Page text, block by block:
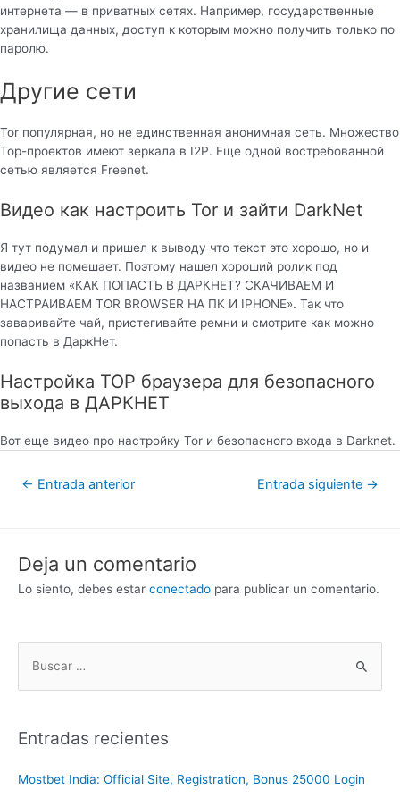
интернета — в приватных сетях. Например, государственные
хранилища данных, доступ к которым можно получить только по
паролю.
Другие сети
Tor популярная, но не единственная анонимная сеть. Множество
Тор-проектов имеют зеркала в I2P. Еще одной востребованной
сетью является Freenet.
Видео как настроить Tor и зайти DarkNet
Я тут подумал и пришел к выводу что текст это хорошо, но и
видео не помешает. Поэтому нашел хороший ролик под
названием «КАК ПОПАСТЬ В ДАРКНЕТ? СКАЧИВАЕМ И
НАСТРАИВАЕМ TOR BROWSER НА ПК И IPHONE». Так что
заваривайте чай, пристегивайте ремни и смотрите как можно
попасть в ДаркНет.
Настройка ТОР браузера для безопасного
выхода в ДАРКНЕТ
Вот еще видео про настройку Tor и безопасного входа в Darknet.
← Entrada anterior Entrada siguiente →
Deja un comentario
Lo siento, debes estar conectado para publicar un comentario.
Entradas recientes
Mostbet India: Official Site, Registration, Bonus 25000 Login